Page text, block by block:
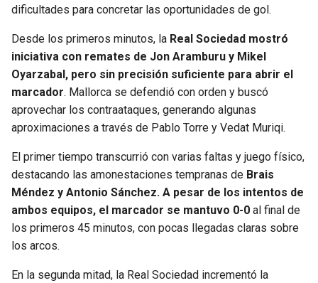
SEAHAWKS
BEARS
LIONS
PACKERS
SAINTS
PELICANS
SPURS
NUGGETS
TIMBERWOLVES
dificultades para concretar las oportunidades de gol.
Desde los primeros minutos, la Real Sociedad mostró
iniciativa con remates de Jon Aramburu y Mikel
Oyarzabal, pero sin precisión suficiente para abrir el
marcador. Mallorca se defendió con orden y buscó
aprovechar los contraataques, generando algunas
aproximaciones a través de Pablo Torre y Vedat Muriqi.
El primer tiempo transcurrió con varias faltas y juego físico,
destacando las amonestaciones tempranas de Brais
Méndez y Antonio Sánchez. A pesar de los intentos de
ambos equipos, el marcador se mantuvo 0-0 al final de
los primeros 45 minutos, con pocas llegadas claras sobre
los arcos.
En la segunda mitad, la Real Sociedad incrementó la